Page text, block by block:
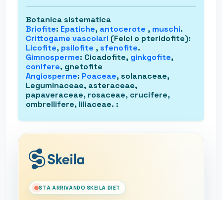
Botanica sistematica
Briofite: Epatiche, antocerote , muschi.
Crittogame vascolari (Felci o pteridofite):
Licofite, psilofite , sfenofite.
Gimnosperme: Cicadofite, ginkgofite,
conifere, gnetofite
Angiosperme: Poaceae, solanaceae,
Leguminaceae, asteraceae,
papaveraceae, rosaceae, crucifere,
ombrellifere, liliaceae. :
STA ARRIVANDO SKEILA DIET